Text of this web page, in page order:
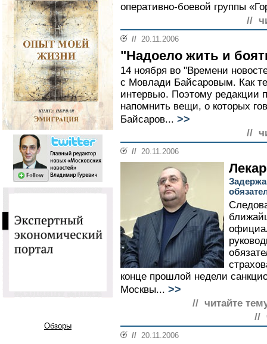
Обзоры
оперативно-боевой группы
//
// 20.11.2006
"Надоело жить и
14 ноября во "Времени
с Мовлади Байсаровым. Как
интервью. Поэтому редакции
напомнить вещи, о которых
Байсаров... >>
//
// 20.11.2006
конце прошлой недели
Москвы... >>
// читайте
//
// 20.11.2006